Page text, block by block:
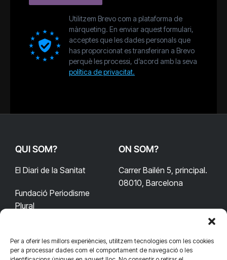
Per a oferir les millors experiències, utilitzem tecnologies com les cookies
per a processar dades com el comportament de navegació o les
Utilitzem Brevo com a plataforma de
màrqueting. En enviar aquest formulari,
acceptes que les dades personals que
has proporcionat es transferiran a Brevo
perquè les processi, d’acord amb la seva
política de privacitat.
QUI SOM?
El Diari de la Sanitat
Fundació Periodisme
Plural
ON SOM?
Carrer Bailén 5, principal.
08010, Barcelona
CONTACTA'NS CONNECTA